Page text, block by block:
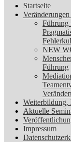
Zum
Inhalt
Startseite
Führung
NEW
Führung
Weiterbildung,
Aktuelle
Impressum